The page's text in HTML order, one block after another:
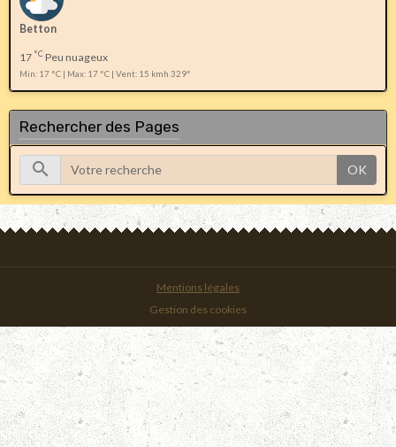
Betton
17 °CPeu nuageux
Min: 17 °C | Max: 17 °C | Vent: 15 kmh 329°
Rechercher des Pages
OK
Mentions légales
Gestion des cookies